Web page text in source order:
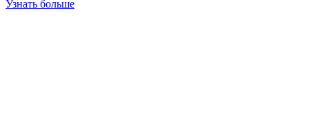
Узнать больше